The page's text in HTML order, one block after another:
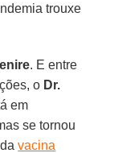
trouxe
. E entre
o Dr.
em
se tornou
davacina